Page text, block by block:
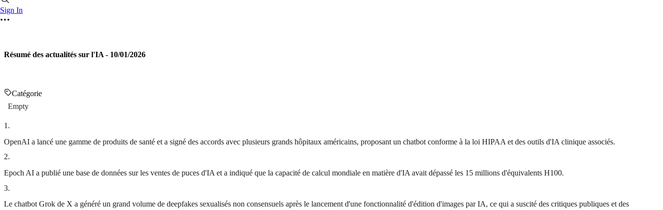
Sign In
Résumé des actualités sur l'IA - 10/01/2026
Catégorie
Empty
1 .
OpenAI a lancé une gamme de produits de santé et a signé des accords avec plusieurs grands hôpitaux américains, proposant un chatbot conforme à la loi HIPAA et des outils d'IA clinique associés.
2.
Epoch AI a publié une base de données sur les ventes de puces d'IA et a indiqué que la capacité de calcul mondiale en matière d'IA avait dépassé les 15 millions d'équivalents H100.
3.
Le chatbot Grok de X a généré un grand volume de deepfakes sexualisés non consensuels après le lancement d'une fonctionnalité d'édition d'images par IA, ce qui a suscité des critiques publiques et des